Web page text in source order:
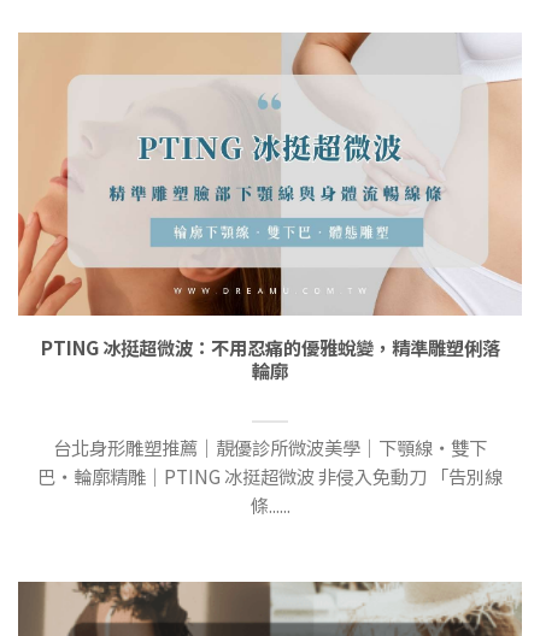
PTING 冰挺超微波：不用忍痛的優雅蛻變，精準雕塑俐落
輪廓
台北身形雕塑推薦｜靚優診所微波美學｜下顎線・雙下
巴・輪廓精雕｜PTING 冰挺超微波 非侵入免動刀 「告別線
條......